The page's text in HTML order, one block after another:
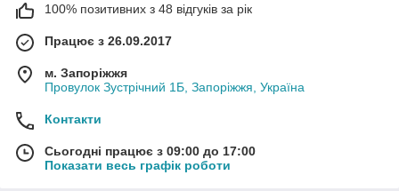
100% позитивних з 48 відгуків за рік
Працює з 26.09.2017
м. Запоріжжя
Провулок Зустрічний 1Б, Запоріжжя, Україна
Контакти
Сьогодні працює з 09:00 до 17:00
Показати весь графік роботи